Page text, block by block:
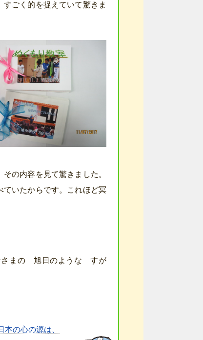
ごく的を捉えていて驚きま
の内容を見て驚きました。
ていたからです。これほど冥
さまの 旭日のような すが
本の心の源は、